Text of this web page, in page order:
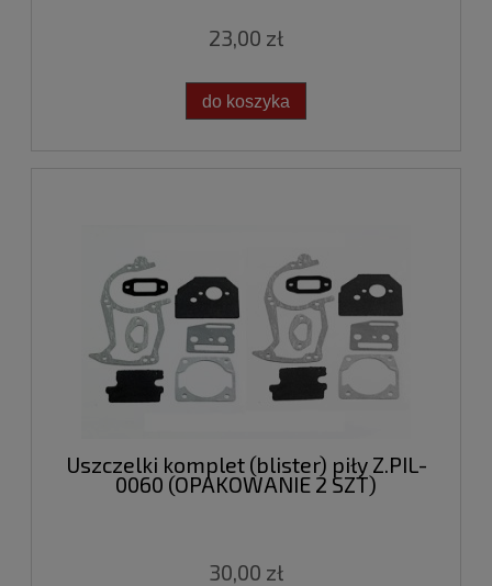
23,00 zł
do koszyka
Uszczelki komplet (blister) piły Z.PIL-
0060 (OPAKOWANIE 2 SZT)
30,00 zł